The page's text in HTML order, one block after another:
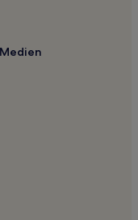
Góra